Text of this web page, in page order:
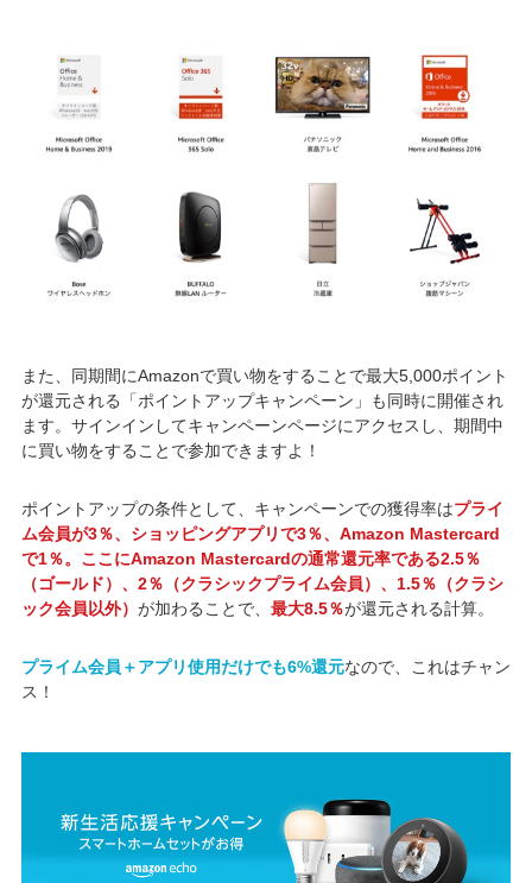
また、同期間にAmazonで買い物をすることで最大5,000ポイント
が還元される「ポイントアップキャンペーン」も同時に開催され
ます。サインインしてキャンペーンページにアクセスし、期間中
に買い物をすることで参加できますよ！
ポイントアップの条件として、キャンペーンでの獲得率はプライ
ム会員が3％、ショッピングアプリで3％、Amazon Mastercard
で1％。ここにAmazon Mastercardの通常還元率である2.5％
（ゴールド）、2％（クラシックプライム会員）、1.5％（クラシ
ック会員以外） が加わることで、 最大8.5％が還元される計算。
プライム会員＋アプリ使用だけでも6%還元なので、これはチャン
ス！